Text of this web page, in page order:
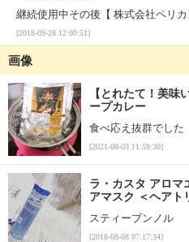
継続使用中その後【 株式会社ペリカ
[2018-09-28 12:00:51]
画像
【とれたて！美味
ープカレー
食べ応え抜群でした
[2021-08-03 11:59:30]
ラ・カスタ アロマ
アマスク ＜ヘアト
スティーブンノル
[2018-08-08 07:17:34]